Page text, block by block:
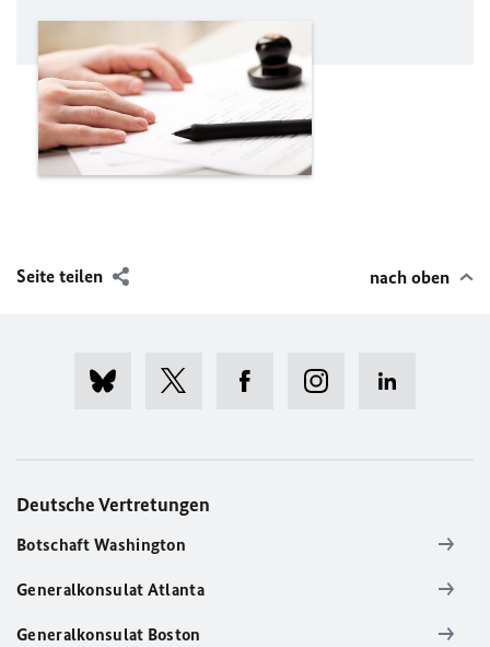
Seite teilen nach oben
Deutsche Vertretungen
Botschaft Washington
Generalkonsulat Atlanta
Generalkonsulat Boston